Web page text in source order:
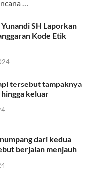
…
SH Laporkan
Kode Etik
tersebut tampaknya
keluar
dari kedua
berjalan menjauh